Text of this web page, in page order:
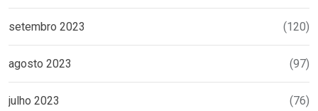
setembro 2023 (120)
agosto 2023 (97)
julho 2023 (76)